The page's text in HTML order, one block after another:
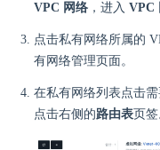
VPC 网络 ，进入 VPC
点击私有网络所属的
有网络管理页面。
在私有网络列表点击
点击右侧的路由表页签